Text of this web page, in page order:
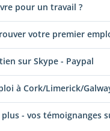
pour un travail ?
votre premier
sur Skype - Paypal
à Cork/Limerick/
- vos témoignanges